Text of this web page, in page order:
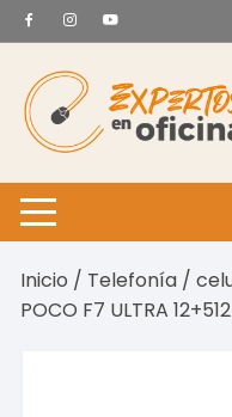
Saltar
al
contenido
Inicio / Telefonía /
POCO F7 ULTRA